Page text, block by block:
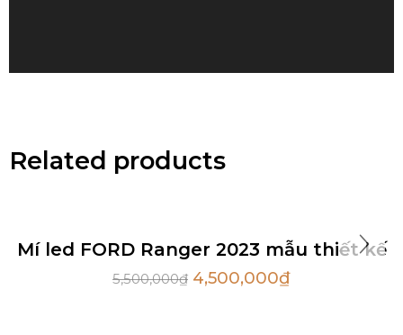
Related products
Hot
Mí led FORD Ranger 2023 mẫu thiết kế
5,500,000₫ 4,500,000₫